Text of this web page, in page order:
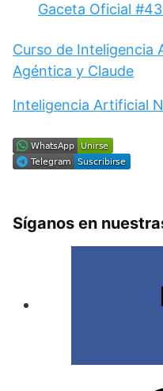
Gaceta Oficial
Curso de Inteligencia
Agéntica y Claude
Inteligencia Artificial
Síganos en